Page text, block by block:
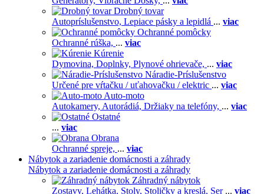
Drobný tovar
Autopríslušenstvo, Lepiace pásky a lepidlá ... viac
Ochranné pomôcky
Ochranné rúška, ... viac
Kúrenie
Dymovina, Doplnky, Plynové ohrievače, ... viac
Náradie-Príslušenstvo
Určené pre vŕtačku / uťahovačku / elektric ... viac
Auto-moto
Autokamery, Autorádiá, Držiaky na telefóny, ... viac
Ostatné
... viac
Obrana
Ochranné spreje, ... viac
Nábytok a zariadenie domácnosti a záhrady
Nábytok a zariadenie domácnosti a záhrady
Záhradný nábytok
Zostavy, Lehátka, Stoly, Stoličky a kreslá, Ser ... viac